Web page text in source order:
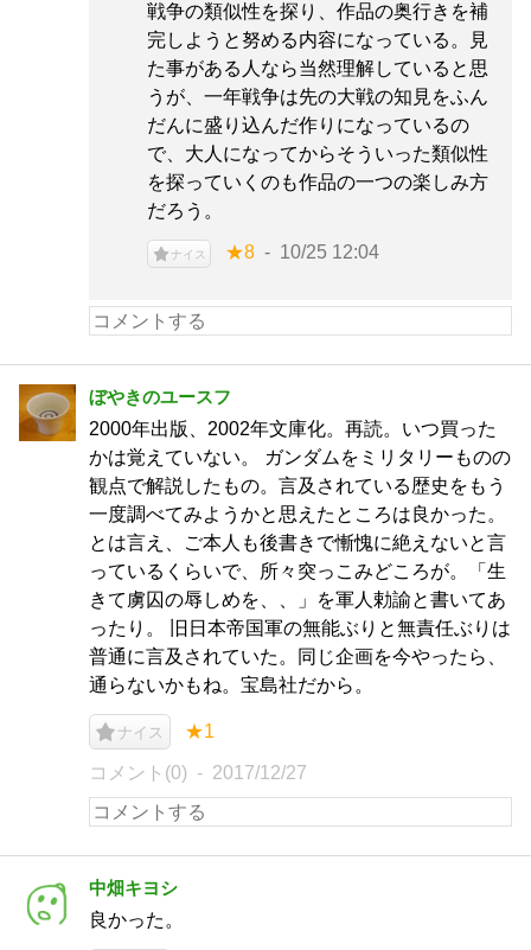
戦争の類似性を探り、作品の奥行きを補
完しようと努める内容になっている。見
た事がある人なら当然理解していると思
うが、一年戦争は先の大戦の知見をふん
だんに盛り込んだ作りになっているの
で、大人になってからそういった類似性
を探っていくのも作品の一つの楽しみ方
だろう。
ナイス ★8 10/25 12:04
ぼやきのユースフ
2000年出版、2002年文庫化。再読。いつ買った
かは覚えていない。 ガンダムをミリタリーものの
観点で解説したもの。言及されている歴史をもう
一度調べてみようかと思えたところは良かった。
とは言え、ご本人も後書きで慚愧に絶えないと言
っているくらいで、所々突っこみどころが。「生
きて虜囚の辱しめを、、」を軍人勅諭と書いてあ
ったり。 旧日本帝国軍の無能ぶりと無責任ぶりは
普通に言及されていた。同じ企画を今やったら、
通らないかもね。宝島社だから。
ナイス ★1
コメント(0) 2017/12/27
中畑キヨシ
良かった。